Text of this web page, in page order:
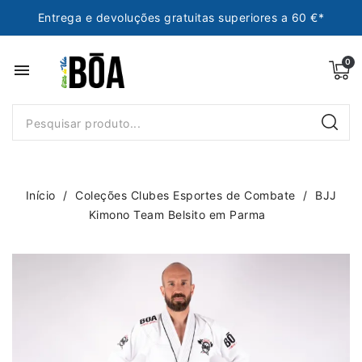
Entrega e devoluções gratuitas superiores a 60 €*
menu
Início Coleções Clubes Esportes de Combate
BJJ
Kimono Team Belsito em Parma